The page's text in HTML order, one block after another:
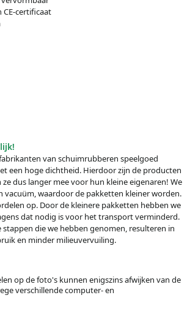
CE-certificaat
van schuimrubberen speelgoed
een hoge dichtheid. Hierdoor zijn de producten
dus langer mee voor hun kleine eigenaren! We
vacuüm, waardoor de pakketten kleiner worden.
op. Door de kleinere pakketten hebben we
dat nodig is voor het transport verminderd.
stappen die we hebben genomen, resulteren in
en minder milieuvervuiling.
op de foto's kunnen enigszins afwijken van de
verschillende computer- en